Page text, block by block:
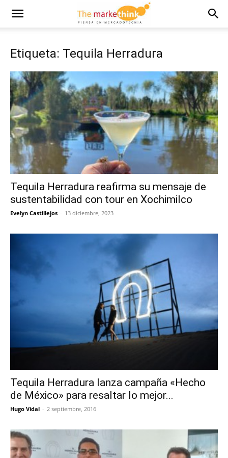
Etiqueta: Tequila Herradura
Tequila Herradura reafirma su mensaje de
sustentabilidad con tour en Xochimilco
Evelyn Castillejos - 13 diciembre, 2023
Tequila Herradura lanza campaña «Hecho
de México» para resaltar lo mejor...
Hugo Vidal - 2 septiembre, 2016